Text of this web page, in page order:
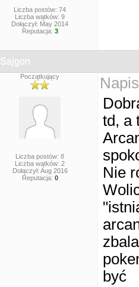
Liczba postów: 74
Liczba wątków: 9
Dołączył: May 2014
Reputacja: 3
Sajgon
Początkujący
Liczba postów: 8
Liczba wątków: 2
Dołączył: Aug 2016
Reputacja: 0
td, a
Nie
być